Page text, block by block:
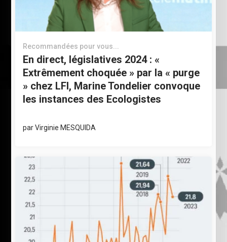
Recommandées pour vous...
En direct, législatives 2024 : «
Extrêmement choquée » par la « purge
» chez LFI, Marine Tondelier convoque
les instances des Ecologistes
parVirginie MESQUIDA